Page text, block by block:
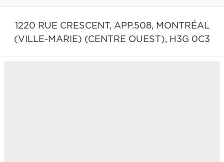
1220 RUE CRESCENT, APP.508, MONTRÉAL
(VILLE-MARIE) (CENTRE OUEST), H3G 0C3